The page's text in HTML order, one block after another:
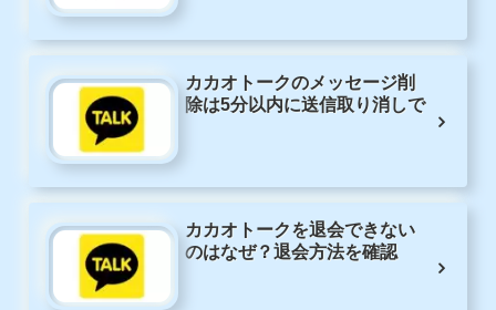
カカオトークのメッセージ削
除は5分以内に送信取り消しで
カカオトークを退会できない
のはなぜ？退会方法を確認